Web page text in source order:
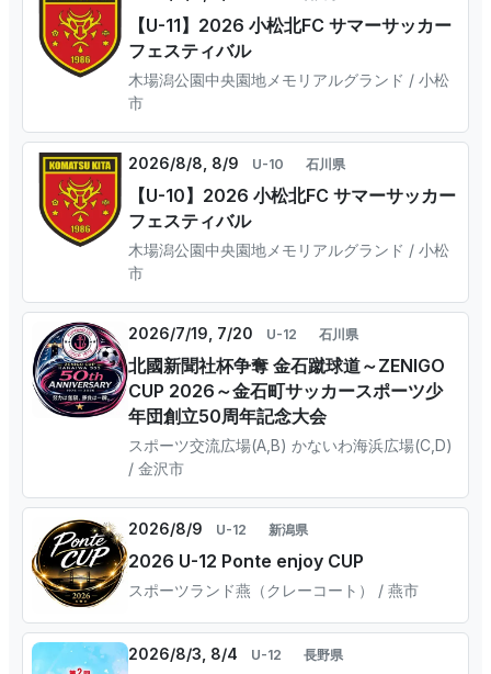
【U-11】2026 小松北FC サマーサッカー
フェスティバル
木場潟公園中央園地メモリアルグランド / 小松
市
2026/8/8, 8/9 U-10 石川県
【U-10】2026 小松北FC サマーサッカー
フェスティバル
木場潟公園中央園地メモリアルグランド / 小松
市
2026/7/19, 7/20 U-12 石川県
北國新聞社杯争奪 金石蹴球道～ZENIGO
CUP 2026～金石町サッカースポーツ少
年団創立50周年記念大会
スポーツ交流広場(A,B) かないわ海浜広場(C,D)
/ 金沢市
2026/8/9 U-12 新潟県
2026 U-12 Ponte enjoy CUP
スポーツランド燕（クレーコート） / 燕市
2026/8/3, 8/4 U-12 長野県